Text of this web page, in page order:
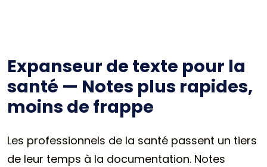
Expanseur de texte pour la
santé — Notes plus rapides,
moins de frappe
Les professionnels de la santé passent un tiers
de leur temps à la documentation. Notes